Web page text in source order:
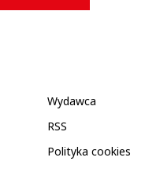
Wydawca
RSS
Polityka cookies